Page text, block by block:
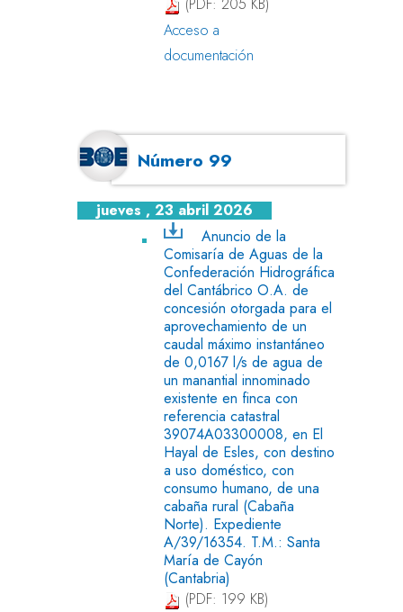
(PDF: 205 KB)
Acceso a
documentación
Número 99
jueves , 23 abril 2026
Anuncio de la
Comisaría de Aguas de la
Confederación Hidrográfica
del Cantábrico O.A. de
concesión otorgada para el
aprovechamiento de un
caudal máximo instantáneo
de 0,0167 l/s de agua de
un manantial innominado
existente en finca con
referencia catastral
39074A03300008, en El
Hayal de Esles, con destino
a uso doméstico, con
consumo humano, de una
cabaña rural (Cabaña
Norte). Expediente
A/39/16354. T.M.: Santa
María de Cayón
(Cantabria)
(PDF: 199 KB)